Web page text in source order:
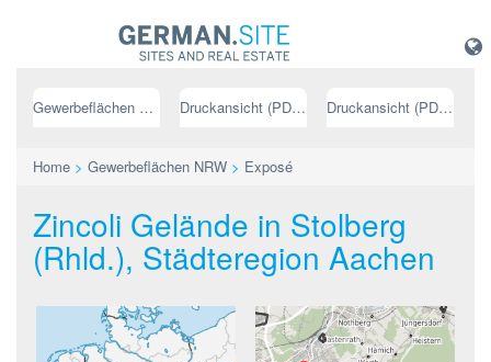
Gewerbeflächen NRW Druckansicht (PDF) // deutsch Druckansicht (PDF) // englisch
Home > Gewerbeflächen NRW > Exposé
Zincoli Gelände in Stolberg
(Rhld.), Städteregion Aachen